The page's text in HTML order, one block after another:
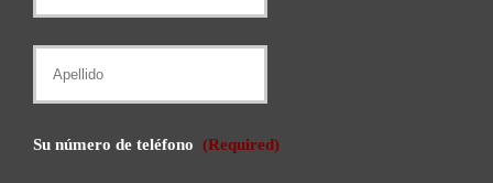
Su número de teléfono (Required)